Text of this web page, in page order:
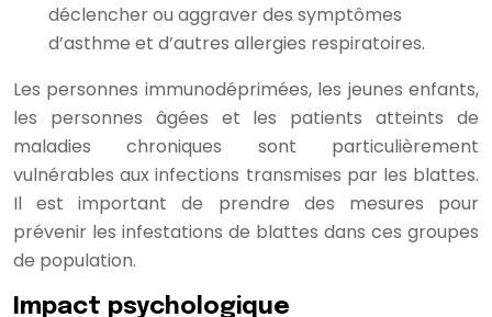
déclencher ou aggraver des symptômes
d’asthme et d’autres allergies respiratoires.
Les personnes immunodéprimées, les jeunes enfants,
les personnes âgées et les patients atteints de
maladies chroniques sont particulièrement
vulnérables aux infections transmises par les blattes.
Il est important de prendre des mesures pour
prévenir les infestations de blattes dans ces groupes
de population.
Impact psychologique